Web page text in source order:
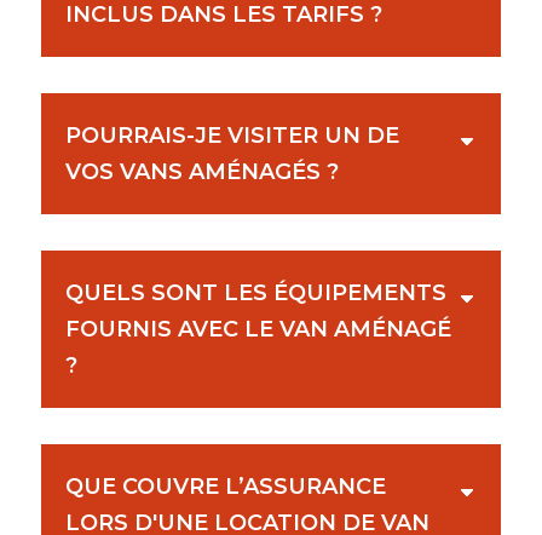
INCLUS DANS LES TARIFS ?
POURRAIS-JE VISITER UN DE
VOS VANS AMÉNAGÉS ?
QUELS SONT LES ÉQUIPEMENTS
FOURNIS AVEC LE VAN AMÉNAGÉ
?
QUE COUVRE L’ASSURANCE
LORS D'UNE LOCATION DE VAN